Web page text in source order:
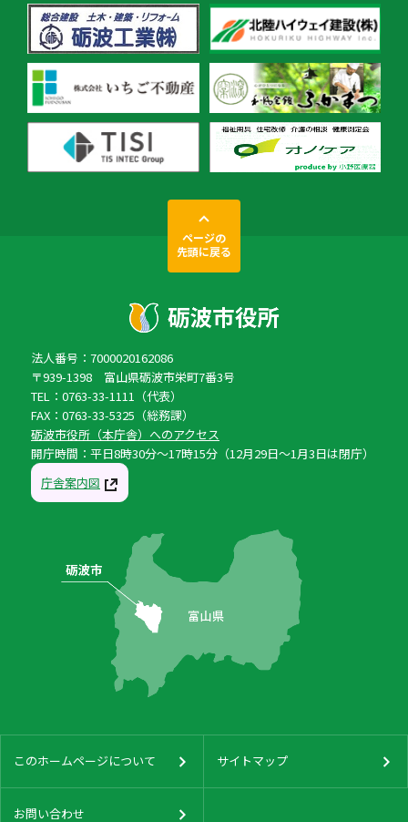
ページの
先頭に戻る
法人番号：7000020162086
〒939-1398 富山県砺波市栄町7番3号
TEL：0763-33-1111（代表）
FAX：0763-33-5325（総務課）
砺波市役所（本庁舎）へのアクセス
開庁時間：平日8時30分〜17時15分（12月29日〜1月3日は閉庁）
庁舎案内図
このホームページについて サイトマップ
お問い合わせ